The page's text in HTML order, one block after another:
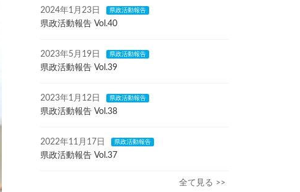
2024年1月23日 県政活動報告
県政活動報告 Vol.40
2023年5月19日 県政活動報告
県政活動報告 Vol.39
2023年1月12日 県政活動報告
県政活動報告 Vol.38
2022年11月17日 県政活動報告
県政活動報告 Vol.37
全て見る >>